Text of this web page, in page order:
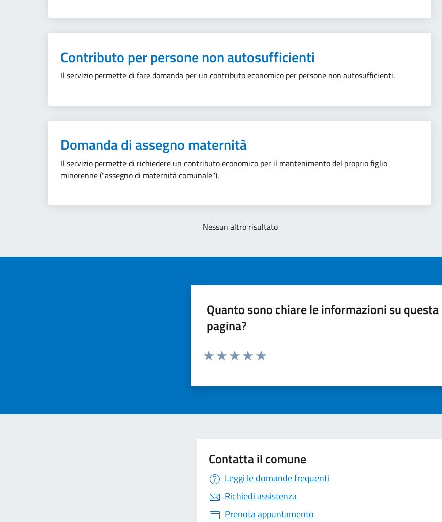
Contributo per persone non autosufficienti
Il servizio permette di fare domanda per un contributo economico per persone non autosufficienti.
Domanda di assegno maternità
Il servizio permette di richiedere un contributo economico per il mantenimento del proprio figlio
minorenne ("assegno di maternità comunale").
Nessun altro risultato
Quanto sono chiare le informazioni su questa
pagina?
Contatta il comune
Leggi le domande frequenti
Richiedi assistenza
Prenota appuntamento